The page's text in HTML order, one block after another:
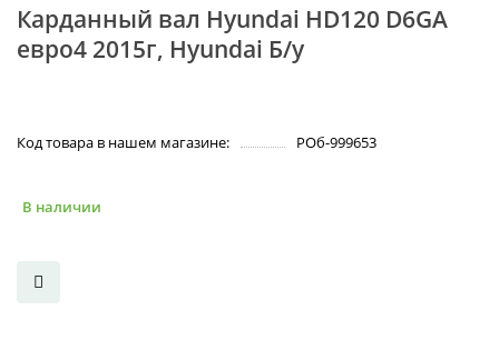
Карданный вал Hyundai HD120 D6GA
евро4 2015г, Hyundai Б/у
Код товара в нашем магазине: РОб-999653
В наличии